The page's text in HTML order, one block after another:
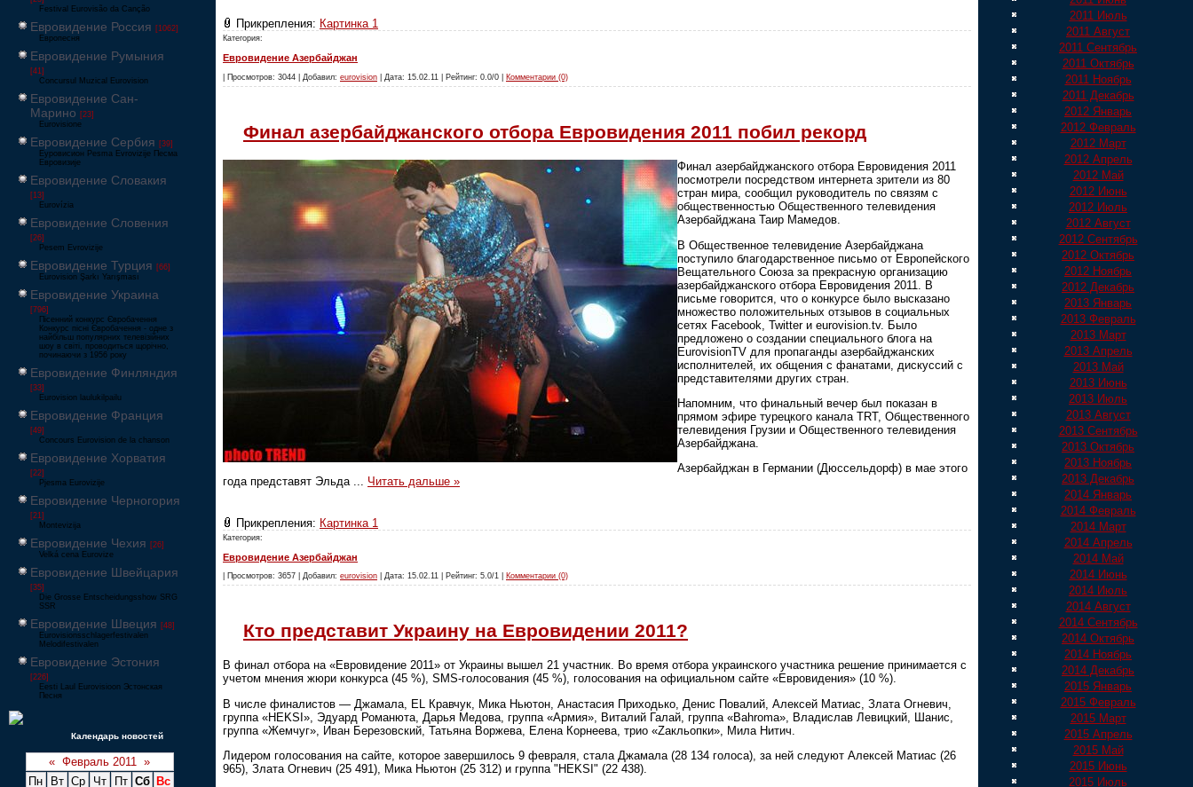
Festival Eurovisão da Canção
Евровидение Россия [1062]
Европесня
Евровидение Румыния
[41]
Concursul Muzical Eurovision
Евровидение Сан-
Марино [23]
Eurovisione
Евровидение Сербия [39]
Еуровисион Pesma Evrovizije Песма
Евровизије
Евровидение Словакия
[13]
Eurovízia
Евровидение Словения
[26]
Pesem Evrovizije
Евровидение Турция [66]
Eurovision Şarkı Yarışması
Евровидение Украина
[796]
Пісенний конкурс Євробачення
Конкурс пісні Євробачення - одне з
найбільш популярних телевізійних
шоу в світі, проводиться щорічно,
починаючи з 1956 року
Евровидение Финляндия
[33]
Eurovision laulukilpailu
Евровидение Франция
[49]
Concours Eurovision de la chanson
Евровидение Хорватия
[22]
Pjesma Eurovizije
Евровидение Черногория
[21]
Montevizija
Евровидение Чехия [26]
Velká cena Eurovize
Евровидение Швейцария
[35]
Die Grosse Entscheidungsshow SRG
SSR
Евровидение Швеция [48]
Eurovisionsschlagerfestivalen
Melodifestivalen
Евровидение Эстония
[226]
Eesti Laul Eurovisioon Эстонская
Песня
Календарь новостей
« Февраль 2011 »
Пн
Вт Ср Чт Пт Сб
Вс
Прикрепления: Картинка 1
Категория:
Евровидение Азербайджан
| Просмотров: 3044 | Добавил: eurovision | Дата: 15.02.11 | Рейтинг: 0.0/0 | Комментарии (0)
Финал азербайджанского отбора Евровидения 2011 побил рекорд
Финал азербайджанского отбора Евровидения 2011
посмотрели посредством интернета зрители из 80
стран мира, сообщил руководитель по связям с
общественностью Общественного телевидения
Азербайджана Таир Мамедов.
В Общественное телевидение Азербайджана
поступило благодарственное письмо от Европейского
Вещательного Союза за прекрасную организацию
азербайджанского отбора Евровидения 2011. В
письме говорится, что о конкурсе было высказано
множество положительных отзывов в социальных
сетях Facebook, Twitter и eurovision.tv. Было
предложено о создании специального блога на
EurovisionTV для пропаганды азербайджанских
исполнителей, их общения с фанатами, дискуссий с
представителями других стран.
Напомним, что финальный вечер был показан в
прямом эфире турецкого канала TRT, Общественного
телевидения Грузии и Общественного телевидения
Азербайджана.
Азербайджан в Германии (Дюссельдорф) в мае этого
года представят Эльда ... Читать дальше »
Прикрепления: Картинка 1
Категория:
Евровидение Азербайджан
| Просмотров: 3657 | Добавил: eurovision | Дата: 15.02.11 | Рейтинг: 5.0/1 | Комментарии (0)
Кто представит Украину на Евровидении 2011?
В финал отбора на «Евровидение 2011» от Украины вышел 21 участник. Во время отбора украинского участника решение принимается с
учетом мнения жюри конкурса (45 %), SMS-голосования (45 %), голосования на официальном сайте «Евровидения» (10 %).
В числе финалистов — Джамала, EL Кравчук, Мика Ньютон, Анастасия Приходько, Денис Повалий, Алексей Матиас, Злата Огневич,
группа «HEKSI», Эдуард Романюта, Дарья Медова, группа «Армия», Виталий Галай, группа «Bahroma», Владислав Левицкий, Шанис,
группа «Жемчуг», Иван Березовский, Татьяна Воржева, Елена Корнеева, трио «Zакльопки», Мила Нитич.
Лидером голосования на сайте, которое завершилось 9 февраля, стала Джамала (28 134 голоса), за ней следуют Алексей Матиас (26
965), Злата Огневич (25 491), Мика Ньютон (25 312) и группа "HEKSI" (22 438).
2011 Июль
2011 Август
2011 Сентябрь
2011 Октябрь
2011 Ноябрь
2011 Декабрь
2012 Январь
2012 Февраль
2012 Март
2012 Апрель
2012 Май
2012 Июнь
2012 Июль
2012 Август
2012 Сентябрь
2012 Октябрь
2012 Ноябрь
2012 Декабрь
2013 Январь
2013 Февраль
2013 Март
2013 Апрель
2013 Май
2013 Июнь
2013 Июль
2013 Август
2013 Сентябрь
2013 Октябрь
2013 Ноябрь
2013 Декабрь
2014 Январь
2014 Февраль
2014 Март
2014 Апрель
2014 Май
2014 Июнь
2014 Июль
2014 Август
2014 Сентябрь
2014 Октябрь
2014 Ноябрь
2014 Декабрь
2015 Январь
2015 Февраль
2015 Март
2015 Апрель
2015 Май
2015 Июнь
2015 Июль